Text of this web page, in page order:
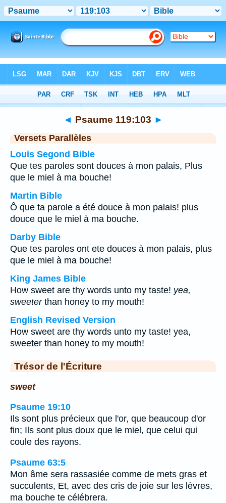
Chapitre 119 > Verset 103
◄ Psaume 119:103 ►
Versets Parallèles
Louis Segond Bible
Que tes paroles sont douces à mon palais, Plus
que le miel à ma bouche!
Martin Bible
Ô que ta parole a été douce à mon palais! plus
douce que le miel à ma bouche.
Darby Bible
Que tes paroles ont ete douces à mon palais, plus
que le miel à ma bouche!
King James Bible
How sweet are thy words unto my taste! yea,
sweeterthan honey to my mouth!
English Revised Version
How sweet are thy words unto my taste! yea,
sweeter than honey to my mouth!
Trésor de l'Écriture
sweet
Psaume 19:10
Ils sont plus précieux que l'or, que beaucoup d'or
fin; Ils sont plus doux que le miel, que celui qui
coule des rayons.
Psaume 63:5
Mon âme sera rassasiée comme de mets gras et
succulents, Et, avec des cris de joie sur les lèvres,
ma bouche te célébrera.